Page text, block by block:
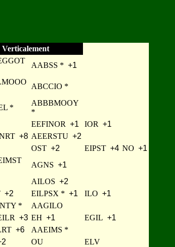
Verticalement
AABSS * +1
ABCCIO *
*
ABBBMOOY
*
EEFINOR +1 IOR +1
+8 AEERSTU +2
OST +2 EIPST +4 NO +1
AGNS +1
AILOS +2
+2 EILPSX * +1 ILO +1
* AAGILO
+3 EH +1 EGIL +1
+6 AAEIMS *
OU ELV